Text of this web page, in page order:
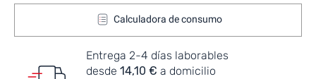
Calculadora de consumo
Entrega 2-4 días laborables
desde 14,10 € a domicilio